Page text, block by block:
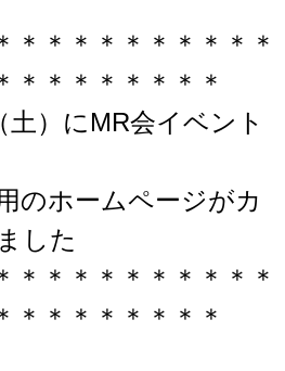
＊＊＊＊＊＊＊＊＊＊
＊＊＊＊＊＊＊＊
土）にMR会イベント
のホームページがカ
した
＊＊＊＊＊＊＊＊＊＊
＊＊＊＊＊＊＊＊